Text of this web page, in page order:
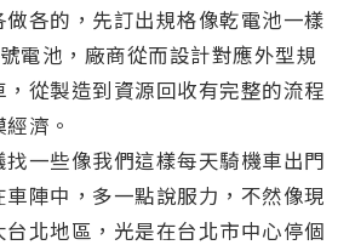
各的，先訂出規格像乾電池一樣
電池，廠商從而設計對應外型規
從製造到資源回收有完整的流程
濟。
一些像我們這樣每天騎機車出門
陣中，多一點說服力，不然像現
北地區，光是在台北市中心停個